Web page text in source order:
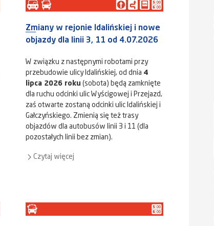
Zmiany w rejonie Idalińskiej i nowe
objazdy dla linii 3, 11 od 4.07.2026
W związku z następnymi robotami przy
przebudowie ulicy Idalińskiej, od dnia 4
lipca 2026 roku (sobota) będą zamknięte
dla ruchu odcinki ulic Wyścigowej i Przejazd,
zaś otwarte zostaną odcinki ulic Idalińskiej i
Gałczyńskiego. Zmienią się też trasy
objazdów dla autobusów linii 3 i 11 (dla
pozostałych linii bez zmian).
Czytaj więcej